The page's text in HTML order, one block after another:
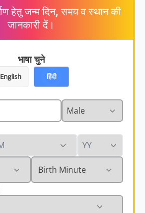
हेतु जन्म दिन, समय व स्थान की
जानकारी दें।
भाषा चुने
English हिंदी